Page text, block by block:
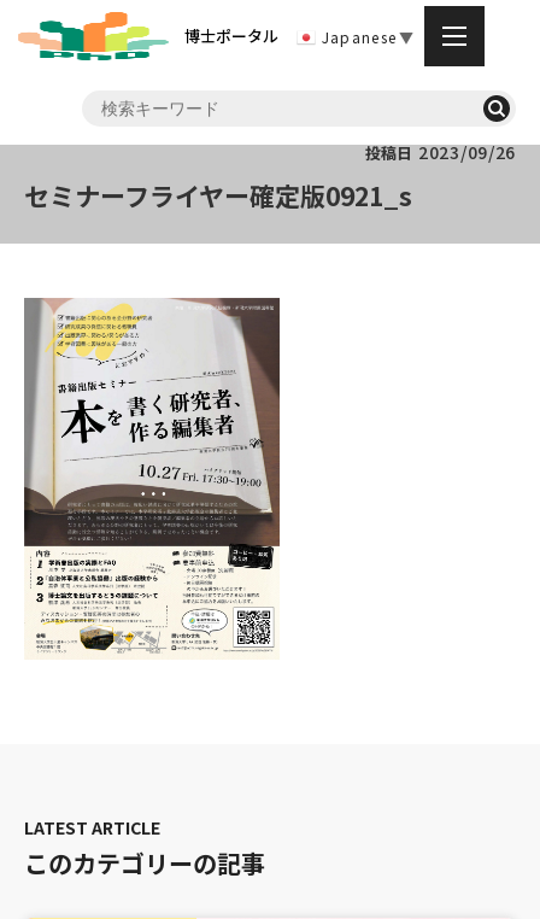
博士ポータル Japanese▼
投稿日 2023/09/26
セミナーフライヤー確定版0921_s
このカテゴリーの記事